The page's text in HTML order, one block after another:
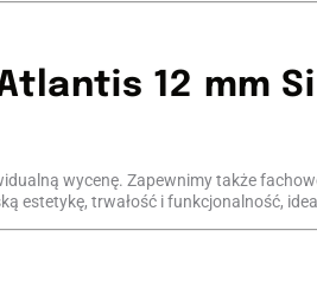
12 mm
wycenę. Zapewnimy także
estetykę, trwałość i funkcjonalność,